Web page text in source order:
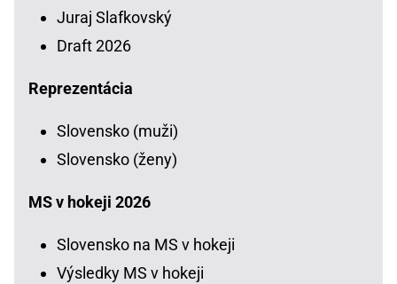
Juraj Slafkovský
Draft 2026
Reprezentácia
Slovensko (muži)
Slovensko (ženy)
MS v hokeji 2026
Slovensko na MS v hokeji
Výsledky MS v hokeji